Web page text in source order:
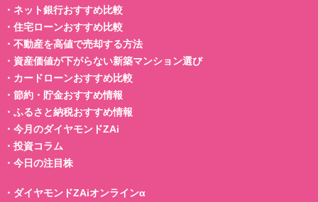
・ ネット銀行おすすめ比較
・ 住宅ローンおすすめ比較
・ 不動産を高値で売却する方法
・ 資産価値が下がらない新築マンション選び
・ カードローンおすすめ比較
・ 節約・貯金おすすめ情報
・ ふるさと納税おすすめ情報
・ 今月のダイヤモンドZAi
・ 投資コラム
・ 今日の注目株
・ ダイヤモンドZAiオンラインα